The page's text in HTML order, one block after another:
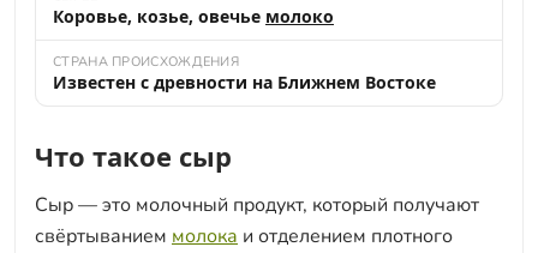
Коровье, козье, овечье молоко
СТРАНА ПРОИСХОЖДЕНИЯ
Известен с древности на Ближнем Востоке
Что такое сыр
Сыр — это молочный продукт, который получают
свёртыванием молока и отделением плотного